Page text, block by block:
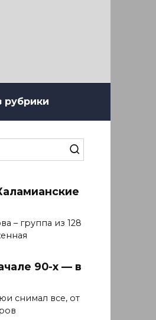
рубрики
– группа из 128
90-х — в
снимал все, от